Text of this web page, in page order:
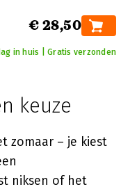
€ 28,50
in huis | Gratis verzonden
keuze
zomaar – je kiest
niksen of het